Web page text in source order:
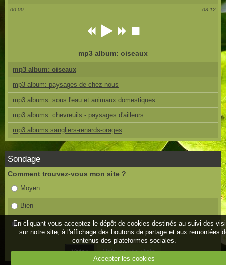
00:00 03:12
mp3 album: oiseaux
mp3 album: oiseaux
mp3 album: paysages de chez nous
mp3 albums: sous l'eau et animaux domestiques
mp3 albums: chevreuils - paysages d'ailleurs
mp3 albums:sangliers-renards-orages
Sondage
Comment trouvez-vous mon site ?
Moyen
Bien
Très bien
En cliquant vous acceptez le dépôt de cookies destinés au suivi des
sur notre site, à l'affichage des boutons de partage et aux remontées
contenus des plateformes sociales.
Accepter les cookies